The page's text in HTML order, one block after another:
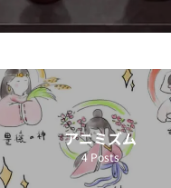
アニミズム
4 Posts